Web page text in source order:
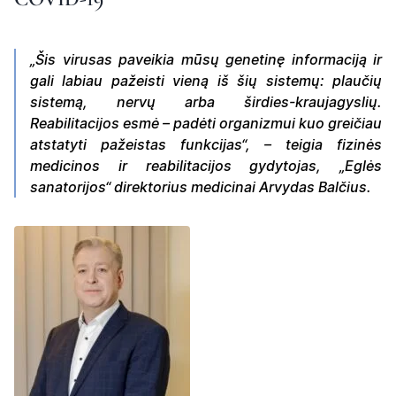
„Šis virusas paveikia mūsų genetinę informaciją ir
gali labiau pažeisti vieną iš šių sistemų: plaučių
sistemą, nervų arba širdies-kraujagyslių.
Reabilitacijos esmė – padėti organizmui kuo greičiau
atstatyti pažeistas funkcijas“, – teigia fizinės
medicinos ir reabilitacijos gydytojas, „Eglės
sanatorijos“ direktorius medicinai Arvydas Balčius.